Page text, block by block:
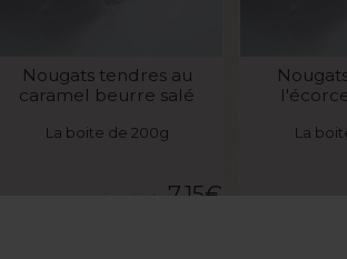
Nougats tendres au
caramel beurre salé
La boite de 200g
7,15€
La